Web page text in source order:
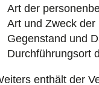
Art der
Art und Zweck
Gegenstand und
Durchführungsort
enthält der